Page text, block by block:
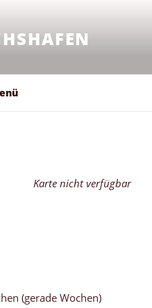
Karte nicht verfügbar
(gerade Wochen)